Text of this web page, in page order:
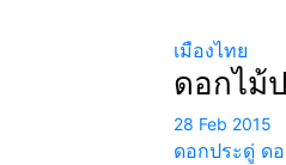
เมืองไทย
ดอกไม้
28 Feb 2015
ดอกประดู่ ด